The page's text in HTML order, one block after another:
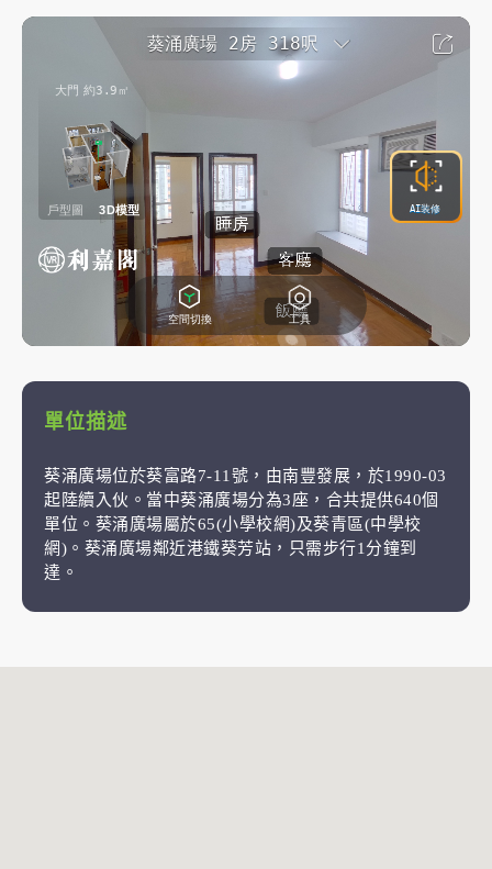
單位描述
葵涌廣場位於葵富路7-11號，由南豐發展，於1990-03
起陸續入伙。當中葵涌廣場分為3座，合共提供640個
單位。葵涌廣場屬於65(小學校網)及葵青區(中學校
網)。葵涌廣場鄰近港鐵葵芳站，只需步行1分鐘到
達。